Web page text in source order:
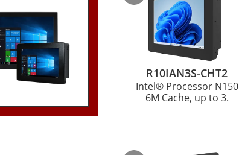
ル
堅
ュ
用
、
PC
で
メ
と
、
産
R10IAN3S-CHT2
Intel® Processor N150
6M Cache, up to 3.